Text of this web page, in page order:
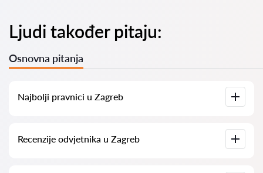
Ljudi također pitaju:
Osnovna pitanja
Najbolji pravnici u Zagreb
informacijama. Cijene, recenzije, telefonski brojevi i adrese.
Recenzije odvjetnika u Zagreb